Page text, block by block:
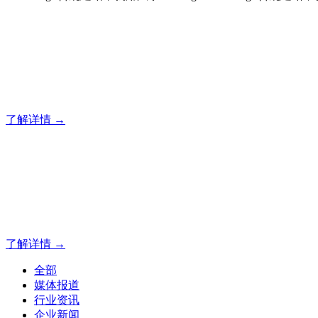
了解详情 →
了解详情 →
全部
媒体报道
行业资讯
企业新闻